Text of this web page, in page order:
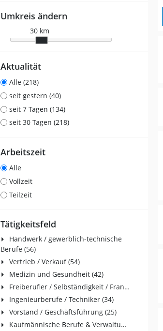
Umkreis ändern
30 km
Aktualität
Alle (218)
seit gestern (40)
seit 7 Tagen (134)
seit 30 Tagen (218)
Arbeitszeit
Alle
Vollzeit
Teilzeit
Tätigkeitsfeld
Handwerk / gewerblich-technische
Berufe (56)
Vertrieb / Verkauf (54)
Medizin und Gesundheit (42)
Freiberufler / Selbständigkeit / Franchise (36)
Ingenieurberufe / Techniker (34)
Vorstand / Geschäftsführung (25)
Kaufmännische Berufe & Verwaltung (23)